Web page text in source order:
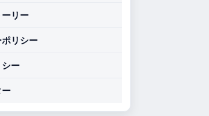
リー
リシー
シー
ー